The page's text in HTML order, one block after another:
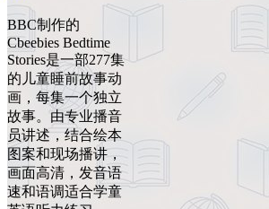
BBC制作的
Cbeebies Bedtime
Stories是一部277集
的儿童睡前故事动
画，每集一个独立
故事。由专业播音
员讲述，结合绘本
图案和现场播讲，
画面高清，发音语
速和语调适合学童